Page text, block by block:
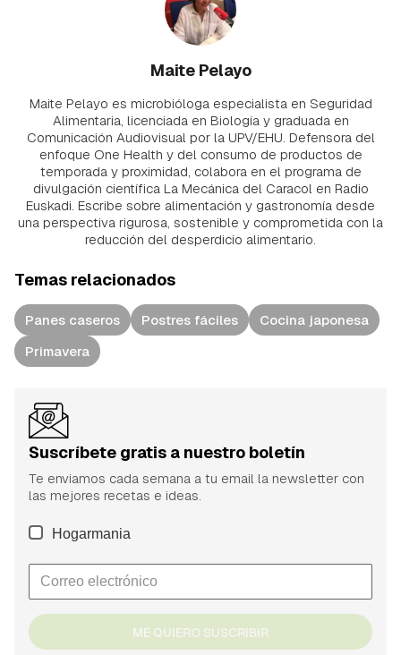
Maite Pelayo
Maite Pelayo es microbióloga especialista en Seguridad
Alimentaria, licenciada en Biología y graduada en
Comunicación Audiovisual por la UPV/EHU. Defensora del
enfoque One Health y del consumo de productos de
temporada y proximidad, colabora en el programa de
divulgación científica La Mecánica del Caracol en Radio
Euskadi. Escribe sobre alimentación y gastronomía desde
una perspectiva rigurosa, sostenible y comprometida con la
reducción del desperdicio alimentario.
Temas relacionados
Panes caseros Postres fáciles
Cocina japonesa
Primavera
Suscríbete gratis a nuestro boletín
Te enviamos cada semana a tu email la newsletter con
las mejores recetas e ideas.
Hogarmania
ME QUIERO SUSCRIBIR